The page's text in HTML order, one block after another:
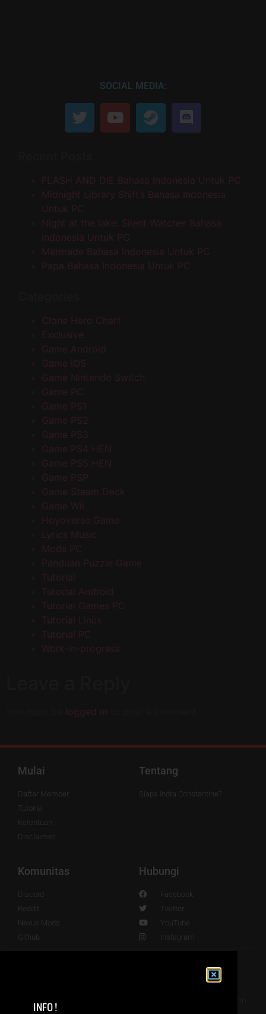
SOCIAL MEDIA:
FLASH AND DIE Bahasa Indonesia Untuk PC
Midnight Library Shift’s Bahasa Indonesia
Untuk PC
Night at the lake: Silent Watcher Bahasa
Indonesia Untuk PC
Mermade Bahasa Indonesia Untuk PC
Papa Bahasa Indonesia Untuk PC
Clone Hero Chart
Exclusive
Game Android
Game iOS
Game Nintendo Switch
Game PC
Game PS1
Game PS2
Game PS3
Game PS4 HEN
Game PS5 HEN
Game PSP
Game Steam Deck
Game Wii
Hoyoverse Game
Lyrics Music
Mods PC
Panduan Puzzle Game
Tutorial
Tutorial Android
Tutorial Games PC
Tutorial Linux
Tutorial PC
Work-in-progress
logged in
Mulai
Daftar Member
Tutorial
Ketentuan
Disclaimer
Tentang
Siapa Indra Constantine?
Komunitas
Discord
Reddit
Nexus Mods
Github
Hubungi
Facebook
Twitter
YouTube
Instagram
INFO !